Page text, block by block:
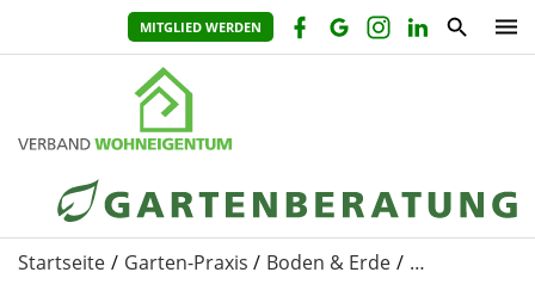
MITGLIED WERDEN
Startseite Garten-Praxis Boden & Erde …